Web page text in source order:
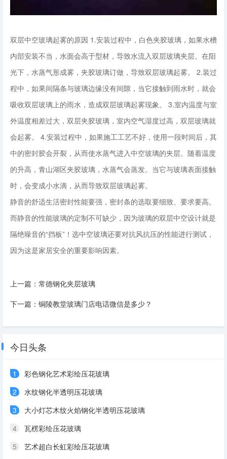
双层中空玻璃起雾的原因 1.安装过程中，白色夹胶玻璃，如果水槽
内部安装不当，水面会高于型材，导致水流入双层玻璃夹层。在阳
光下，水蒸气形成雾，夹胶玻璃订做，导致双层玻璃起雾。 2.装过
程中，如果间隔条与玻璃边缘没有间隙，当它接触到雨水时，就会
吸收双层玻璃上的雨水，造成双层玻璃起雾现象。 3.室内温度与室
外温度相差过大，双层夹胶玻璃，室内空气湿度过高，双层玻璃就
会起雾。 4.安装过程中，如果施工工艺不好，使用一段时间后，其
中的密封胶会开裂，从而使水蒸气进入中空玻璃的夹层。随着温度
的升高，青山湖区夹胶玻璃，水蒸气会蒸发。当它与玻璃表面接触
时，会变成小水滴，从而导致双层玻璃起雾。
静音的舒适生活密封性能要强，密封条的选取要细致、要求要高。
而静音的性能玻璃的定制不可缺少，因为玻璃的双层中空设计就是
隔绝噪音的“挡板”！选中空玻璃还要对抗风抗压的性能进行测试，
因为这是家居安全的重要影响因素。
上一篇： 常德钢化夹层玻璃
下一篇： 铜陵教堂玻璃门店电话微信是多少？
今日头条
1
彩色钢化艺术彩绘压花玻璃
2
水纹钢化半透明压花玻璃
3
大小灯芯木纹火焰钢化半透明压花玻璃
4
瓦楞彩绘压花玻璃
5
艺术超白长虹彩绘压花玻璃